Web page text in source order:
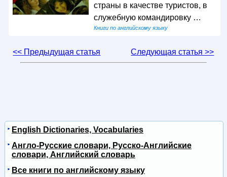
страны в качестве туристов, в
служебную командировку …
Книги по английскому языку
<< Предыдущая статья Следующая статья >>
English Dictionaries, Vocabularies
Англо-Русские словари, Русско-Английские
словари, Английский словарь
Все книги по английскому языку